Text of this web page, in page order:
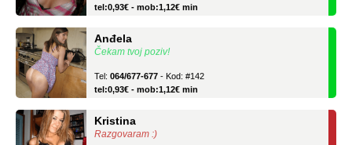
Čekam tvoj poziv!
tel:0,93€ - mob:1,12€ min
Razgovaram :)